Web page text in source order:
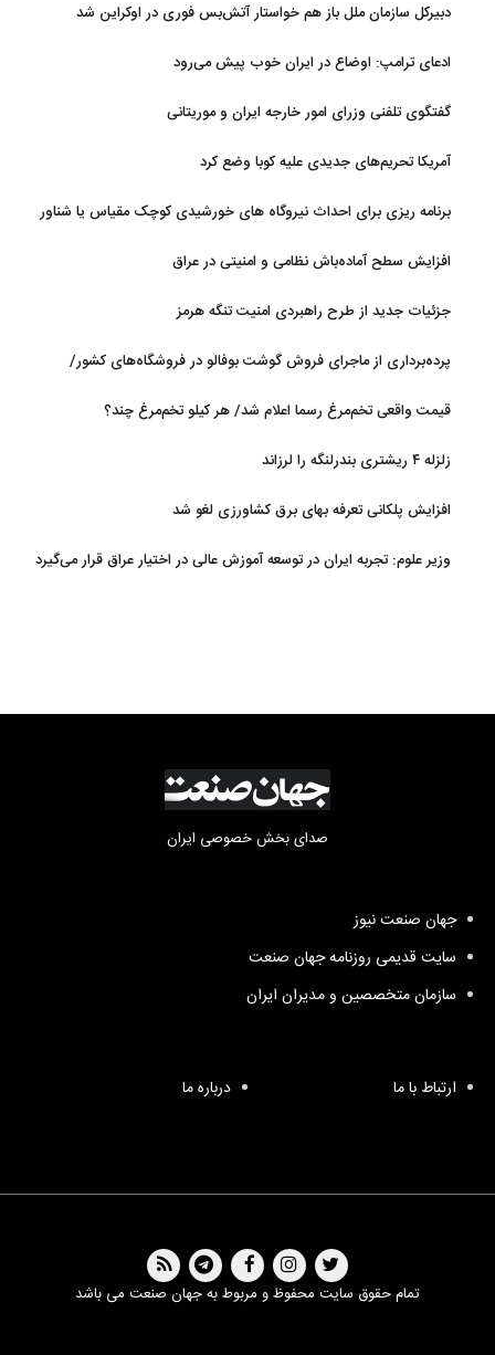
دبیرکل سازمان ملل باز هم خواستار آتش‌بس فوری در اوکراین شد
ادعای ترامپ: اوضاع در ایران خوب پیش می‌رود
گفتگوی تلفنی وزرای امور خارجه ایران و موریتانی
آمریکا تحریم‌های جدیدی علیه کوبا وضع کرد
برنامه ریزی برای احداث نیروگاه های خورشیدی کوچک مقیاس یا شناور
افزایش سطح آماده‌باش نظامی و امنیتی در عراق
جزئیات جدید از طرح راهبردی امنیت تنگه هرمز
پرده‌برداری از ماجرای فروش گوشت بوفالو در فروشگاه‌های کشور/
قیمت واقعی تخم‌مرغ رسما اعلام شد/ هر کیلو تخم‌مرغ چند؟
زلزله ۴ ریشتری بندرلنگه را لرزاند
افزایش پلکانی تعرفه بهای برق کشاورزی لغو شد
وزیر علوم: تجربه ایران در توسعه آموزش عالی در اختیار عراق قرار می‌گیرد
صدای بخش خصوصی ایران
جهان صنعت نیوز
سایت قدیمی روزنامه جهان صنعت
سازمان متخصصین و مدیران ایران
ارتباط با ما درباره ما
تمام حقوق سایت محفوظ و مربوط به جهان صنعت می باشد